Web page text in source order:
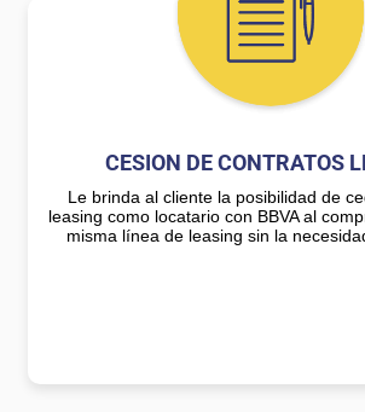
CESION DE CONTRATOS
Le brinda al cliente la posibilidad de
leasing como locatario con BBVA al
misma línea de leasing sin la